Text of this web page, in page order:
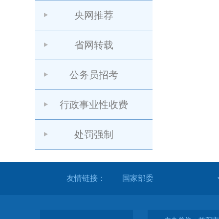
央网推荐
省网转载
公务员招考
行政事业性收费
处罚强制
友情链接：